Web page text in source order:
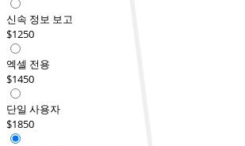
신속 정보 보고
$1250
엑셀 전용
$1450
단일 사용자
$1850